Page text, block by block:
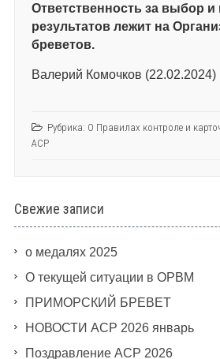
Ответственность за выбор и
результатов лежит на
бреветов.
Валерий Комочков (22.02.2024)
Рубрика: О Правилах контроле и
АСР
Свежие записи
о медалях 2025
О текущей ситуации в ОРВМ
ПРИМОРСКИЙ БРЕВЕТ
НОВОСТИ АСР 2026 январь
Поздравление АСР 2026